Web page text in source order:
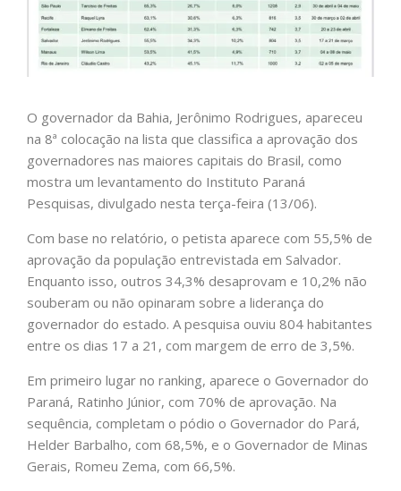
O governador da Bahia, Jerônimo Rodrigues, apareceu
na 8ª colocação na lista que classifica a aprovação dos
governadores nas maiores capitais do Brasil, como
mostra um levantamento do Instituto Paraná
Pesquisas, divulgado nesta terça-feira (13/06).
Com base no relatório, o petista aparece com 55,5% de
aprovação da população entrevistada em Salvador.
Enquanto isso, outros 34,3% desaprovam e 10,2% não
souberam ou não opinaram sobre a liderança do
governador do estado. A pesquisa ouviu 804 habitantes
entre os dias 17 a 21, com margem de erro de 3,5%.
Em primeiro lugar no ranking, aparece o Governador do
Paraná, Ratinho Júnior, com 70% de aprovação. Na
sequência, completam o pódio o Governador do Pará,
Helder Barbalho, com 68,5%, e o Governador de Minas
Gerais, Romeu Zema, com 66,5%.